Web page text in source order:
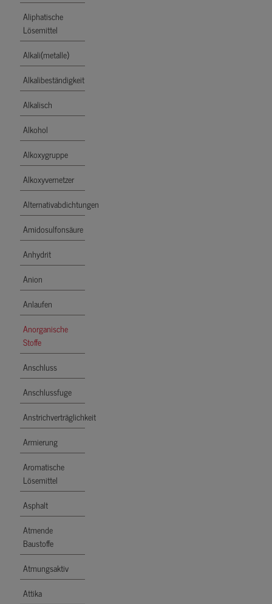
Aliphatische
Lösemittel
Alkali(metalle)
Alkalibeständigkeit
Alkalisch
Alkohol
Alkoxygruppe
Alkoxyvernetzer
Alternativabdichtungen
Amidosulfonsäure
Anhydrit
Anion
Anlaufen
Anorganische
Stoffe
Anschluss
Anschlussfuge
Anstrichverträglichkeit
Armierung
Aromatische
Lösemittel
Asphalt
Atmende
Baustoffe
Atmungsaktiv
Attika